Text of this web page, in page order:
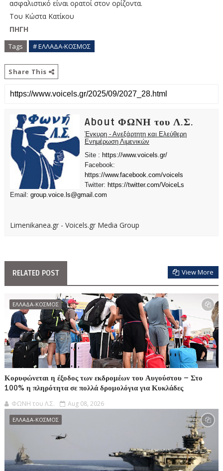
ασφαλιστικό είναι ορατοί στον ορίζοντα.
Του Κώστα Κατίκου
ΠΗΓΗ
Tags # ΕΛΛΑΔΑ-ΚΟΣΜΟΣ
Share This
About ΦΩΝΗ του Λ.Σ.
Έγκυρη - Ανεξάρτητη και Ελεύθερη
Ενημέρωση Λιμενικών
Site : https://www.voicels.gr/
Facebook:
https://www.facebook.com/voicels
Twitter: https://twitter.com/VoiceLs
Email: group.voice.ls@gmail.com
Limenikanea.gr - Voicels.gr Media Group
RELATED POST View More
ΕΛΛΑΔΑ-ΚΟΣΜΟΣ
Κορυφώνεται η έξοδος των εκδρομέων του Αυγούστου – Στο
100% η πληρότητα σε πολλά δρομολόγια για Κυκλάδες
ΦΩΝΗ του Λ.Σ. Aug 08, 2026
ΕΛΛΑΔΑ-ΚΟΣΜΟΣ